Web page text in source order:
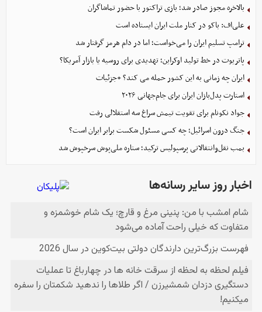
بالاخره مجوز صادر شد؛ بازی تراکتور با حضور تماشاگران
علی‌اف: باکو در کنار ملت ایران ایستاده است
ترامپ تسلیم ایران را می‌خواست؛ اما در دام هرمز گرفتار شد
پاتریوت در خط تولید اوکراین؛ تهدیدی برای روسیه یا بازار آمریکا؟
ایران چه زمانی به این کشور حمله می کند؟ +جزئیات
استارت پدل‌بازان ایران برای جام‌جهانی ۲۰۲۶
جواد نکونام برای تقویت تیمش سراغ سه استقلالی رفت
جنگ درون اسرائیل؛ چه کسی مسئول شکست برابر ایران است؟
بمب نقل‌وانتقالاتی پرسپولیس ترکید؛ ستاره ملی‌پوش سرخپوش شد